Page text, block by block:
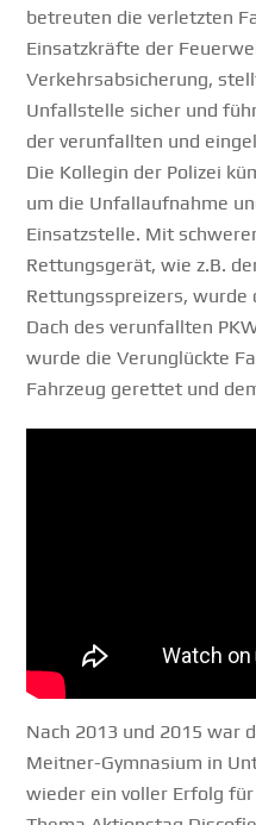
betreuten die verletzten
Einsatzkräfte der
Verkehrsabsicherung,
Unfallstelle sicher und
der verunfallten und
Die Kollegin der Polizei
um die Unfallaufnahme
Einsatzstelle. Mit
Rettungsgerät, wie z.B.
Rettungsspreizers, wurde
Dach des verunfallten
wurde die Verunglückte
Fahrzeug gerettet und
Nach 2013 und 2015 war
Meitner-Gymnasium in
wieder ein voller Erfolg